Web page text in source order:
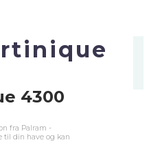
4300
fra Palram -
til din have og kan